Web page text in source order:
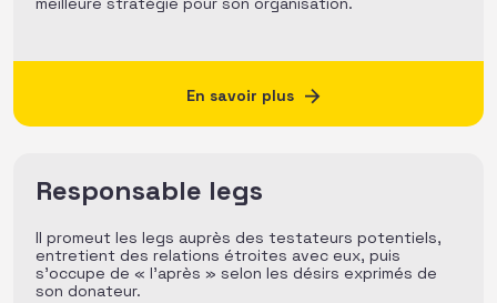
En savoir plus
Responsable legs
Il promeut les legs auprès des testateurs potentiels,
entretient des relations étroites avec eux, puis
s’occupe de « l’après » selon les désirs exprimés de
son donateur.